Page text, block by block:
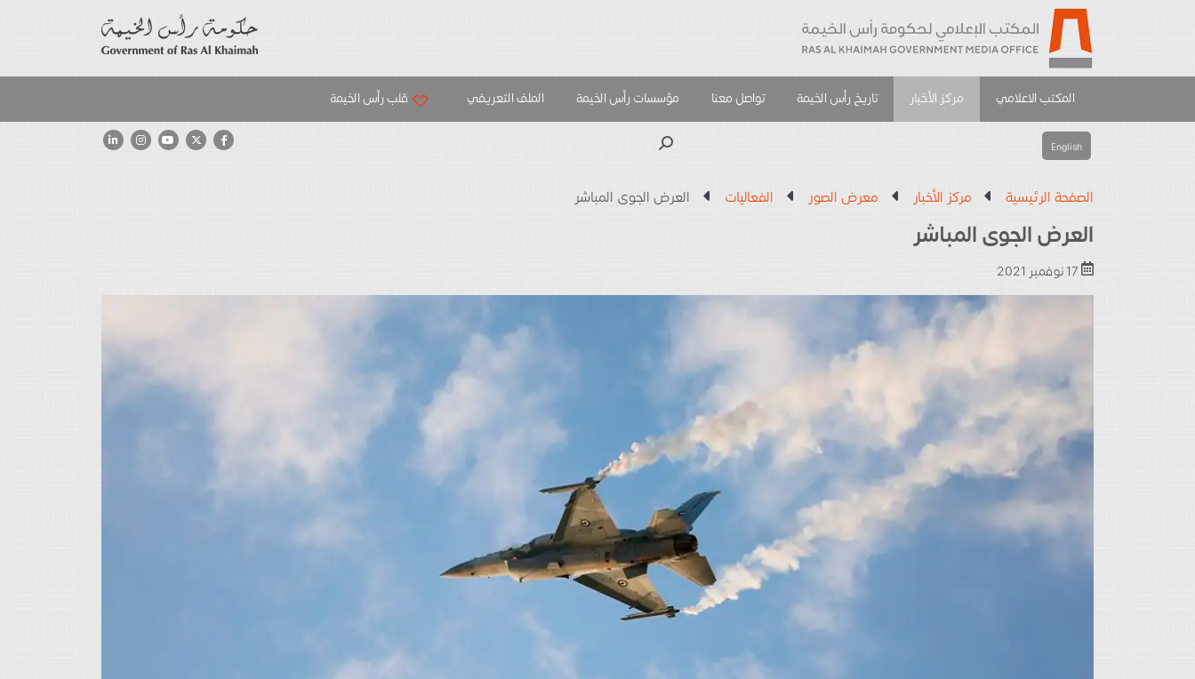
المكتب الاعلامي مركز الأخبار تاريخ رأس الخيمة تواصل معنا مؤسسات رأس الخيمة الملف التعريفي قلب رأس الخيمة
English
الصفحة الرئيسية مركز الأخبار معرض الصور الفعاليات العرض الجوى المباشر
العرض الجوى المباشر